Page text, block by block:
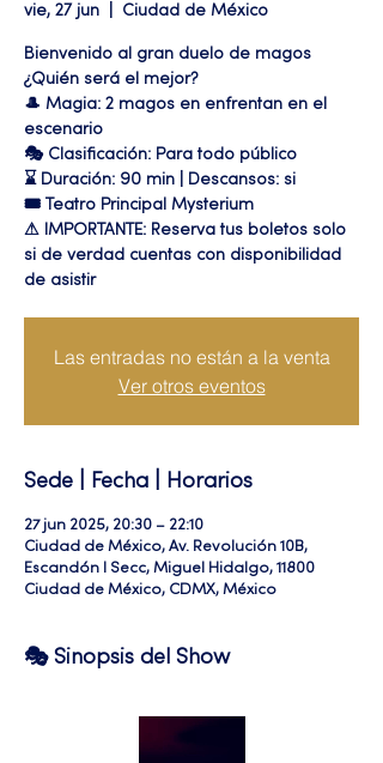
vie, 27 jun Ciudad de México
Bienvenido al gran duelo de magos
¿Quién será el mejor?
🎩 Magia: 2 magos en enfrentan en el
escenario
🎭 Clasificación: Para todo público
⌛ Duración: 90 min | Descansos: si
🎟 Teatro Principal Mysterium
⚠ IMPORTANTE: Reserva tus boletos solo
si de verdad cuentas con disponibilidad
de asistir
Las entradas no están a la venta
Ver otros eventos
Sede | Fecha | Horarios
27 jun 2025, 20:30 – 22:10
Ciudad de México, Av. Revolución 10B,
Escandón I Secc, Miguel Hidalgo, 11800
Ciudad de México, CDMX, México
🎭 Sinopsis del Show